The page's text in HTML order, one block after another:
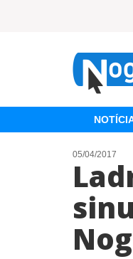
05/04/2017